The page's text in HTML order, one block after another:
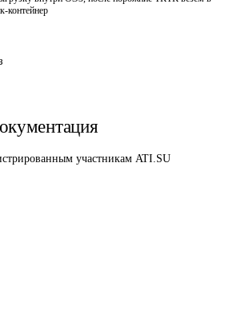
контейнер
участникам ATI.SU